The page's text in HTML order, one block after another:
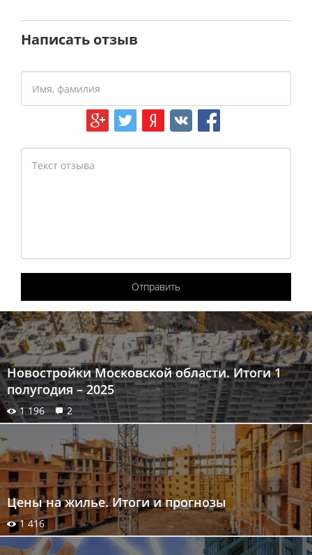
Написать отзыв
Отправить
Новостройки Московской области. Итоги 1
полугодия – 2025
1 196 2
Цены на жилье. Итоги и прогнозы
1 416